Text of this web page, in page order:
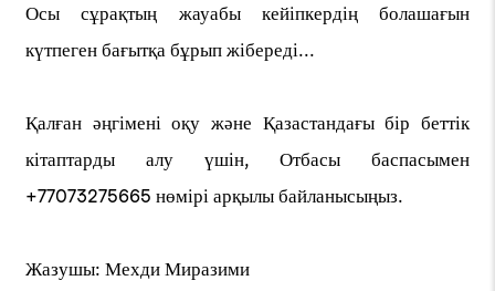
Осы сұрақтың жауабы кейіпкердің болашағын
күтпеген бағытқа бұрып жібереді...
Қалған әңгімені оқу және Қазастандағы бір беттік
кітаптарды алу үшін, Отбасы баспасымен
+77073275665 нөмірі арқылы байланысыңыз.
Жазушы: Мехди Миразими